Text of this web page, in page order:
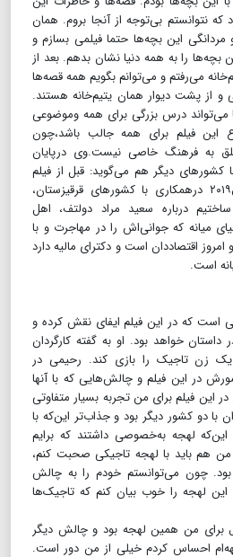
که نتوانستم بی‌توجه از آنجا بروم. همان
این بچه‌ها حتما فیلمی بسازم و
بچه‌ها را به همه دنیا نشان بدهم. بعد از
می‌رفتم و می‌توانم بگویم همه قصه‌ها
و از پشت دیوار همان یتیم‌خانه هستند.
می‌تواند درس بزرگی برای همه وموضوعی
این فیلم برای همه جالب باشد،چون
به فرهنگ خاصی نیست.وی درپایان
کشورهای دیگر هم می‌گوید: قبل از فیلم
«ماهی در قلاب» یعنی سال۲۰۱۹ درهمکاری با کشورهای قرقیزستان،
درباره سعید مراد دولتف، اهل
میانه که جوانی‌اش را در مهاجرت و با
اقتصاد‌دان است و دکترای مالیه دارد
است.
است که در این فیلم ایفای نقش کرده و
داستان خواهد بود. او به گفته کارگردان
زن تاجیک را بازی کند. رحیمی در
در این فیلم و چالش‌هایی که با آنها
در این فیلم برای من تجربه بسیار متفاوتی
با دو کشور دیگر بود و جذاب‌تر این‌که با
لهجه به‌خصوصی داشتند که برایم
هم باید با لهجه تاجیکی صحبت کنم،
بود. چون می‌توانستم خودم را به چالش
این لهجه را خوب بیان کنم که تاجیک‌ها
برای من همین لهجه بود و چالش دیگر
احساس کردم خیلی از من دور است.